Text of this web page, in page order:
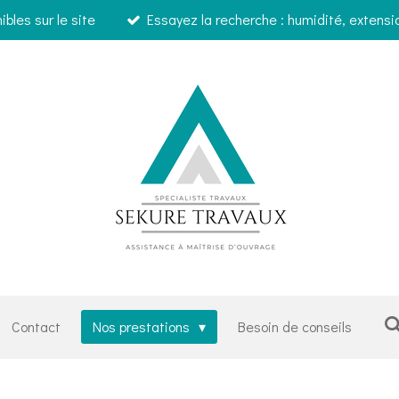
sur le site Essayez la recherche : humidité,
Contact Nos prestations Besoin de conseils